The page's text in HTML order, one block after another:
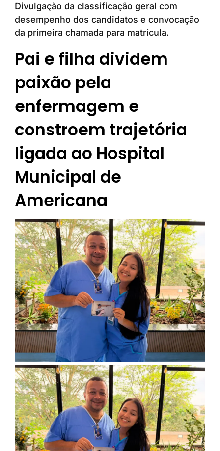
Divulgação da classificação geral com
desempenho dos candidatos e convocação
da primeira chamada para matrícula.
Pai e filha dividem
paixão pela
enfermagem e
constroem trajetória
ligada ao Hospital
Municipal de
Americana